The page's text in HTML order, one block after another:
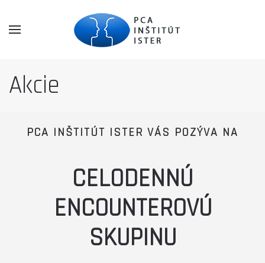
Akcie
PCA INŠTITÚT ISTER VÁS POZÝVA NA
CELODENNÚ
ENCOUNTEROVÚ
SKUPINU